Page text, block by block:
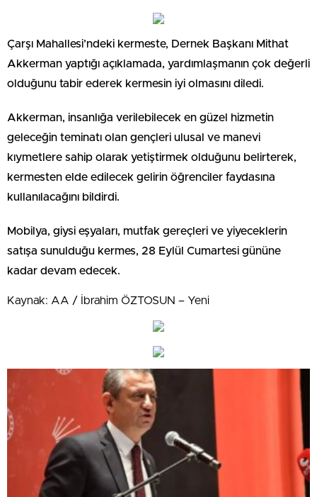
Çarşı Mahallesi’ndeki kermeste, Dernek Başkanı Mithat
Akkerman yaptığı açıklamada, yardımlaşmanın çok değerli
olduğunu tabir ederek kermesin iyi olmasını diledi.
Akkerman, insanlığa verilebilecek en güzel hizmetin
geleceğin teminatı olan gençleri ulusal ve manevi
kıymetlere sahip olarak yetiştirmek olduğunu belirterek,
kermesten elde edilecek gelirin öğrenciler faydasına
kullanılacağını bildirdi.
Mobilya, giysi eşyaları, mutfak gereçleri ve yiyeceklerin
satışa sunulduğu kermes, 28 Eylül Cumartesi gününe
kadar devam edecek.
Kaynak: AA / İbrahim ÖZTOSUN – Yeni